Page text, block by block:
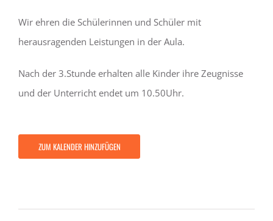
Wir ehren die Schülerinnen und Schüler mit
herausragenden Leistungen in der Aula.
Nach der 3.Stunde erhalten alle Kinder ihre Zeugnisse
und der Unterricht endet um 10.50Uhr.
ZUM KALENDER HINZUFÜGEN